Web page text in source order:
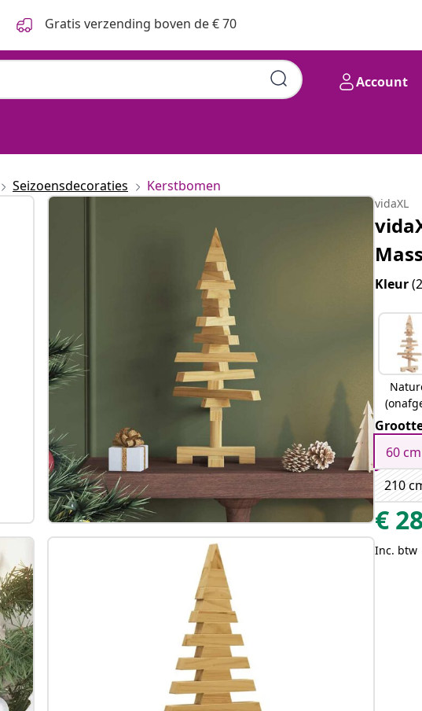
Gratis verzending boven de € 70
Account
Seizoensdecoraties Kerstbomen
vidaXL
Kleur
erkt)
60 cm
210
€
Inc. btw